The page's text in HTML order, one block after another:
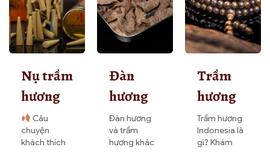
Nụ trầm
hương
xay rối
có tốt
Câu
chuyện
khách thích
Đàn
hương
và trầm
hương
Đàn hương
và trầm
hương khác
Trầm
hương
Indonesia
là gì?
Trầm hương
Indonesia là
gì? Khám